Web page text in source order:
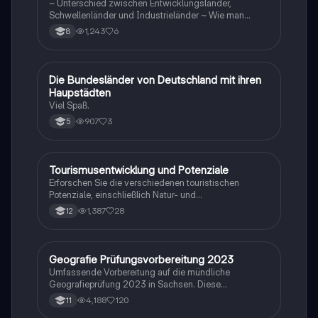
~ Unterschied zwischen Entwicklungsländer,
Schwellenländer und Industrieländer ~ Wie man
gegen die Disparitäten kämpfen sollte
8 1,243 6
DGeographie/Erdkunde
Die Bundesländer von Deutschland mit ihren
Haupstädten
Viel Spaß.
5 907 3
Geographie/Erdkunde
Tourismusentwicklung und Potenziale
Erforschen Sie die verschiedenen touristischen
Potenziale, einschließlich Natur- und
Kulturraumpotenzial, sowie das
Wachstumszyklusmodell von Richard Butler. Diese
Umwelt und Gesellschaft sowie die
Herausforderungen und Chancen im Tourismussektor.
Ideal für Studierende der Tourismuswissenschaften.
12 1,387 28
Geographie/Erdkunde
Geografie Prüfungsvorbereitung 2023
Umfassende Vorbereitung auf die mündliche
Geografieprüfung 2023 in Sachsen. Diese
Zusammenstellung deckt alle relevanten Themen ab,
darunter Windbildung, globale Disparitäten,
11 4,188 120